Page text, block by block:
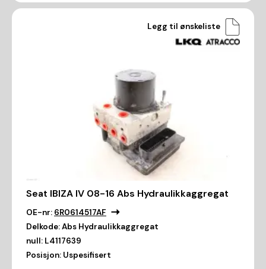
Legg til ønskeliste
Seat IBIZA IV 08-16 Abs Hydraulikkaggregat
OE-nr: 6R0614517AF
Delkode:Abs Hydraulikkaggregat
null: L4117639
Posisjon: Uspesifisert